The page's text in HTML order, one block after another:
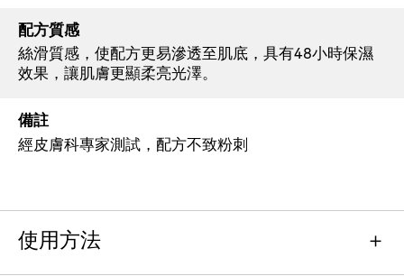
配方質感
絲滑質感，使配方更易滲透至肌底，具有48小時保濕
效果，讓肌膚更顯柔亮光澤。
備註
經皮膚科專家測試，配方不致粉刺
使用方法